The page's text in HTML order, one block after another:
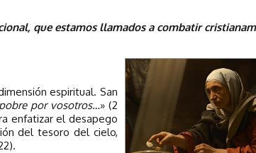
que estamos llamados a combatir
espiritual. San
por vosotros…» (2
enfatizar el desapego
del tesoro del cielo,